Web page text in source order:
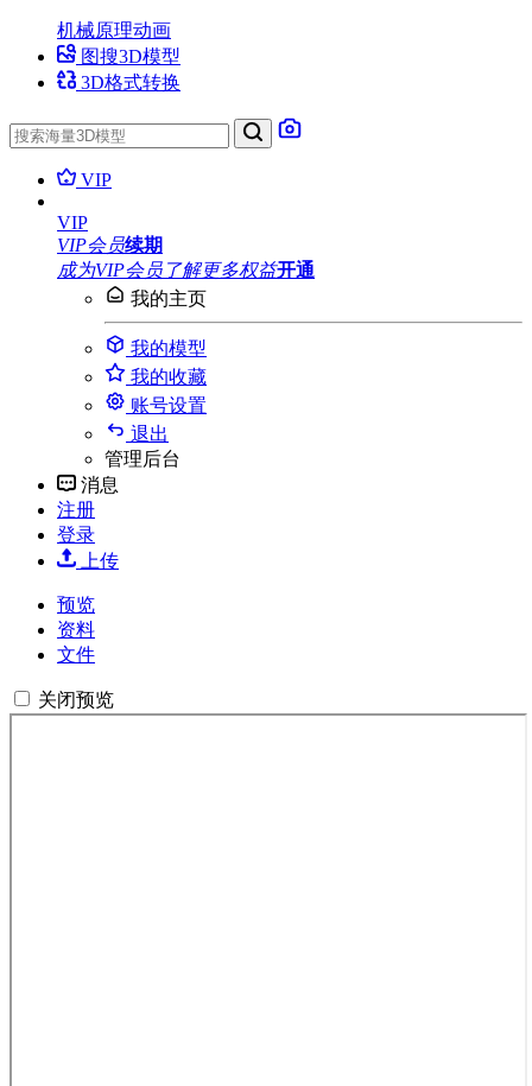
机械原理动画
图搜3D模型
3D格式转换
VIP
VIP
VIP会员续期
成为VIP会员 了解更多权益开通
我的主页
我的模型
我的收藏
账号设置
退出
管理后台
消息
注册
登录
上传
预览
资料
文件
关闭预览